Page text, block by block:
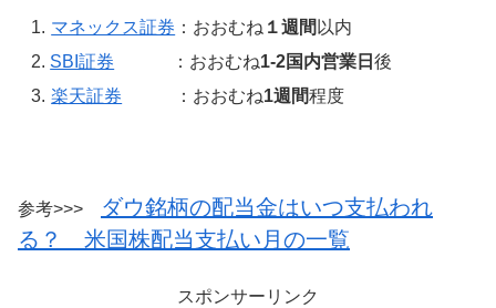
マネックス証券 ：おおむね １週間 以内
SBI証券 ：おおむね1-2国内営業日後
楽天証券 ：おおむね1週間程度
参考>>>
ダウ銘柄の配当金はいつ支払われ
る？ 米国株配当支払い月の一覧
スポンサーリンク